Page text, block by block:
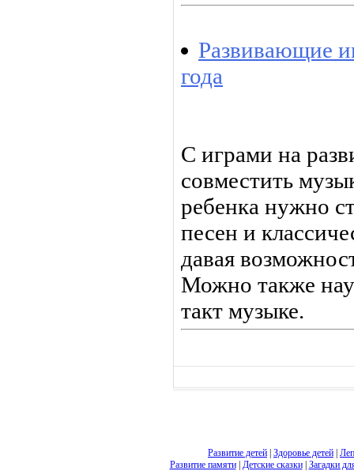
Развивающие
года
С играми на
совместить
ребенка нужно
песен и
давая
Можно также
такт музыке.
Развитие детей Здоровье детей
Развитие памяти| Детские сказки| Загадки